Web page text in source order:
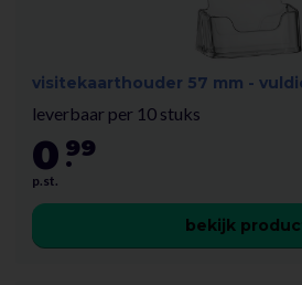
visitekaarthouder 57 mm -
leverbaar per 10 stuks
0 .
99
p.st.
bekijk